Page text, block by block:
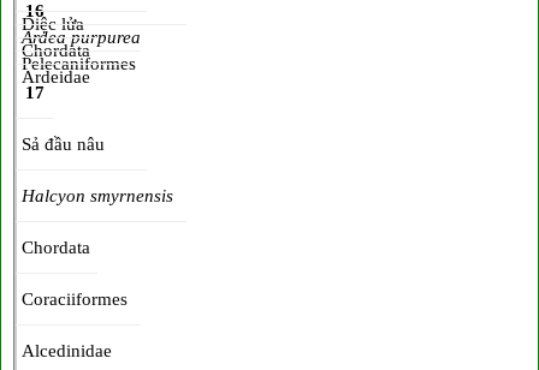
16
Diệc lửa
Ardea purpurea
Chordata
Pelecaniformes
Ardeidae
17
Sả đầu nâu
Halcyon smyrnensis
Chordata
Coraciiformes
Alcedinidae